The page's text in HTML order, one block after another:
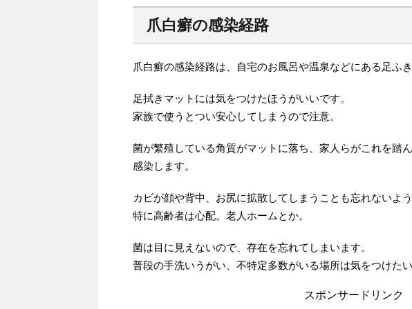
爪白癬の感染経路
爪白癬の感染経路は、自宅のお風呂や温泉などにある足ふき
足拭きマットには気をつけたほうがいいです。
家族で使うとつい安心してしまうので注意。
菌が繁殖している角質がマットに落ち、家人らがこれを踏
感染します。
カビが顔や背中、お尻に拡散してしまうことも忘れないよ
特に高齢者は心配。老人ホームとか。
菌は目に見えないので、存在を忘れてしまいます。
普段の手洗いうがい、不特定多数がいる場所は気をつけたい
スポンサードリンク